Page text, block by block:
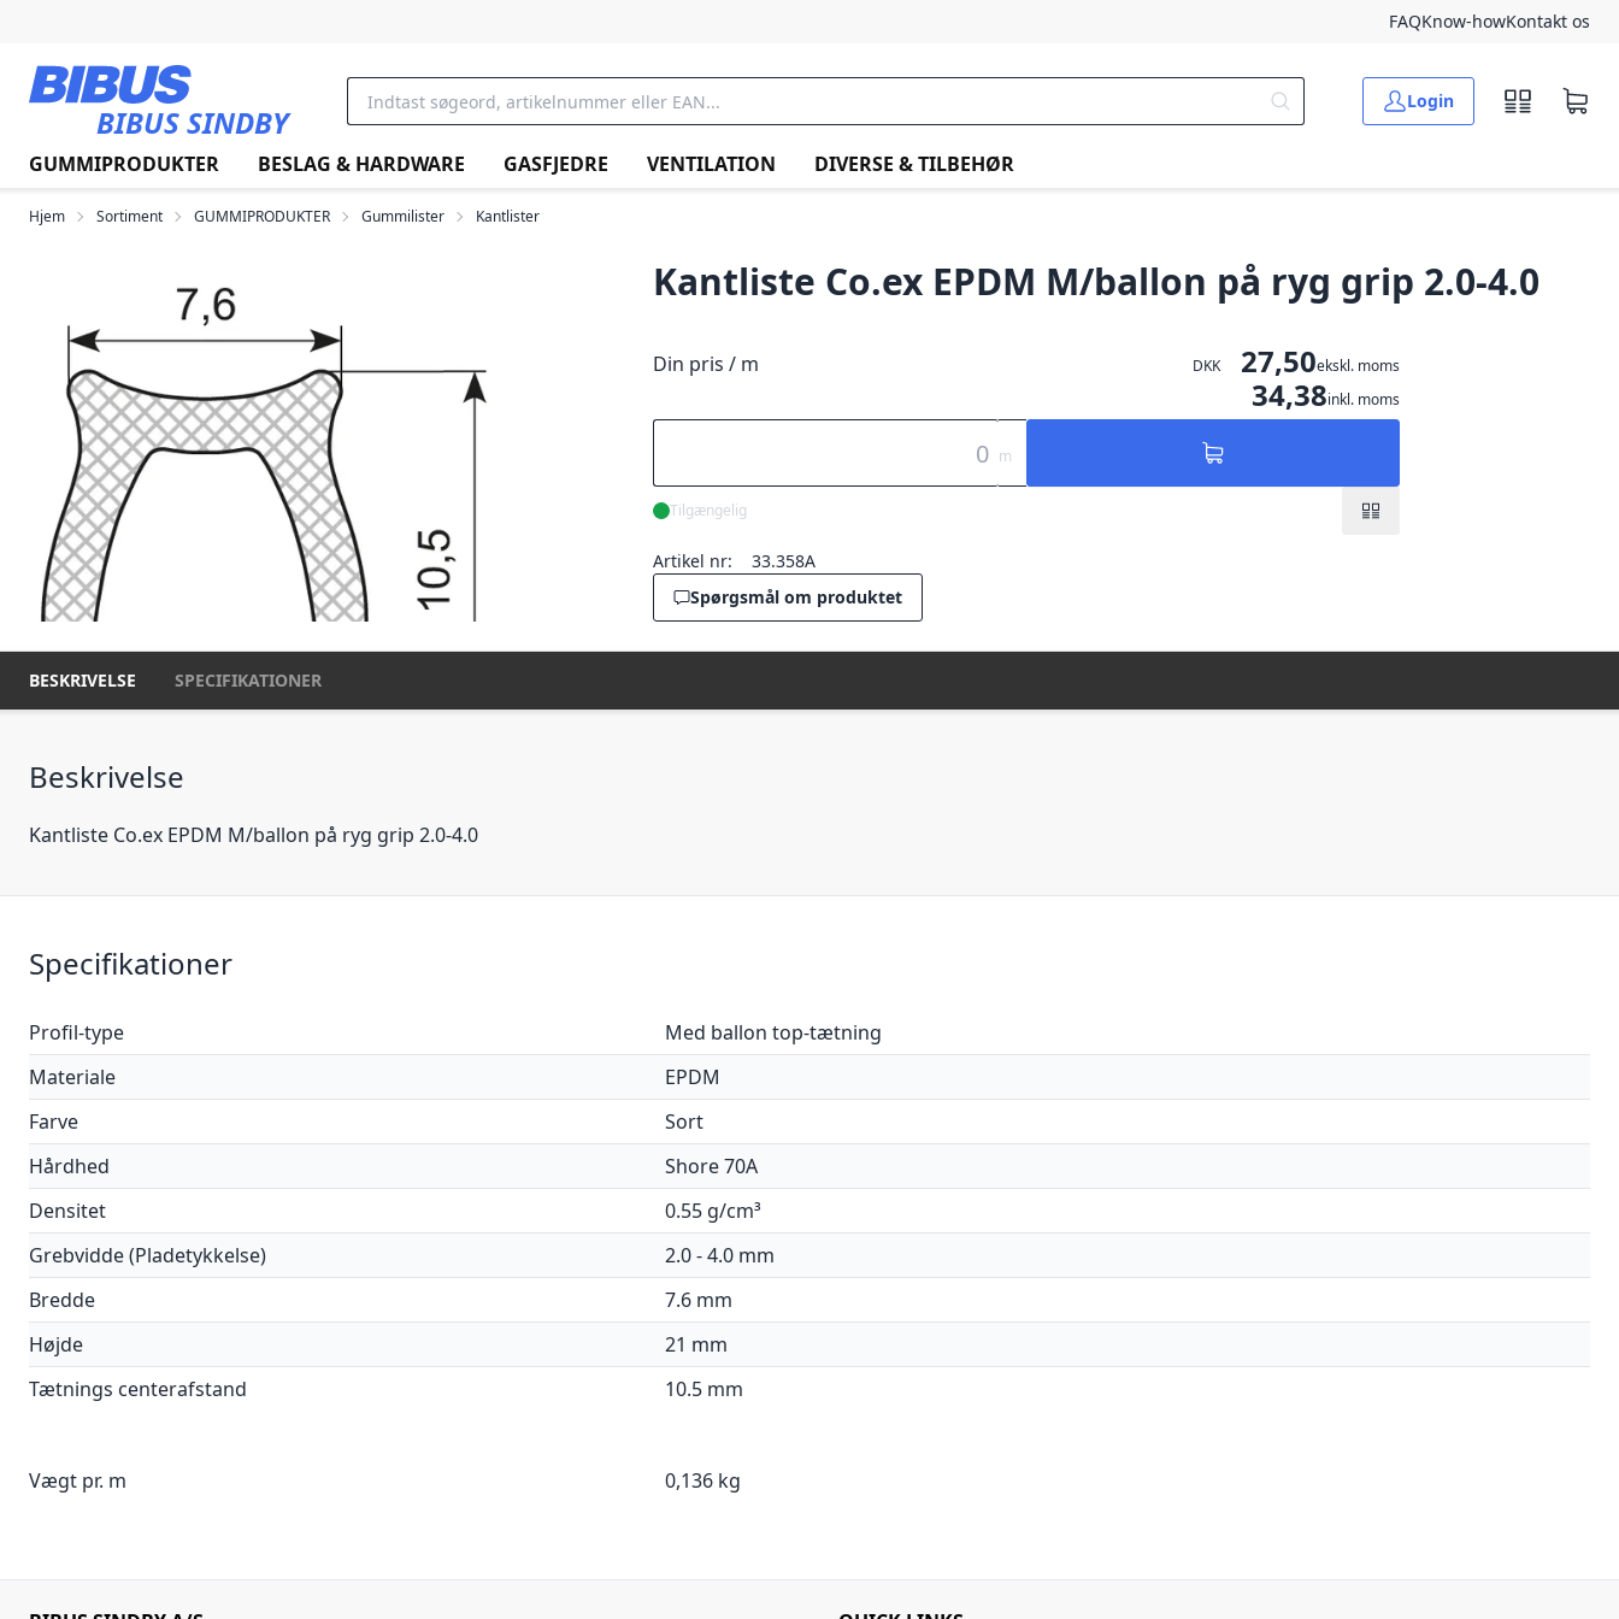
FAQKnow-howKontakt os
BIBUS SINDBY
Login
GUMMIPRODUKTER BESLAG & HARDWARE GASFJEDRE VENTILATION DIVERSE & TILBEHØR
Hjem Sortiment GUMMIPRODUKTER Gummilister Kantlister
Kantliste Co.ex EPDM M/ballon på ryg grip 2.0-4.0
Din pris / m DKK 27,50ekskl. moms
34,38inkl. moms
m
Tilgængelig
Artikel nr:
33.358A
Spørgsmål om produktet
BESKRIVELSE SPECIFIKATIONER
Beskrivelse
Kantliste Co.ex EPDM M/ballon på ryg grip 2.0-4.0
Specifikationer
Profil-type
Med ballon top-tætning
Materiale
EPDM
Farve
Sort
Hårdhed
Shore 70A
Densitet
0.55 g/cm³
Grebvidde (Pladetykkelse)
2.0 - 4.0 mm
Bredde
7.6 mm
Højde
21 mm
Tætnings centerafstand
10.5 mm
Vægt pr. m 0,136 kg